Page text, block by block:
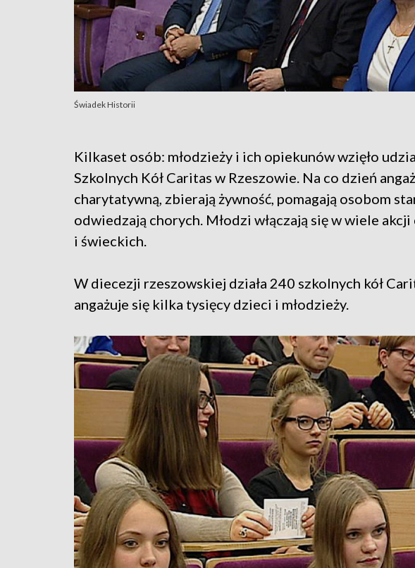
Świadek Historii
Kilkaset osób: młodzieży i ich opiekunów wzięło
Szkolnych Kół Caritas w Rzeszowie. Na co dzień
charytatywną, zbierają żywność, pomagają osobom
odwiedzają chorych. Młodzi włączają się w wiele
i świeckich.
W diecezji rzeszowskiej działa 240 szkolnych kół
angażuje się kilka tysięcy dzieci i młodzieży.